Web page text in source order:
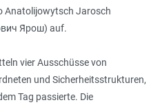
Anatolijowytsch Jarosch
Я́рош) auf.
vier Ausschüsse von
und Sicherheitsstrukturen,
Tag passierte. Die